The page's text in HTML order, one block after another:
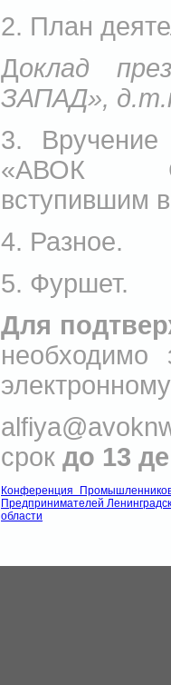
2. План
Доклад
ЗАПАД»,
3.
«АВОК
вступившим
4. Разное.
5. Фуршет.
Для
необходимо
срок до 13
Конференция
Предпринимателей
области